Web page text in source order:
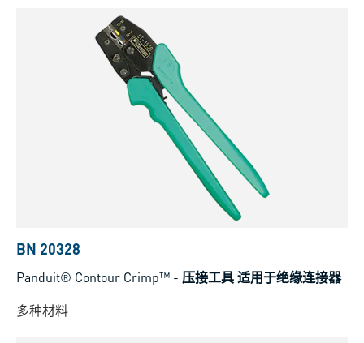
BN 20328
Panduit® Contour Crimp™ - 压接工具 适用于绝缘连接器
多种材料